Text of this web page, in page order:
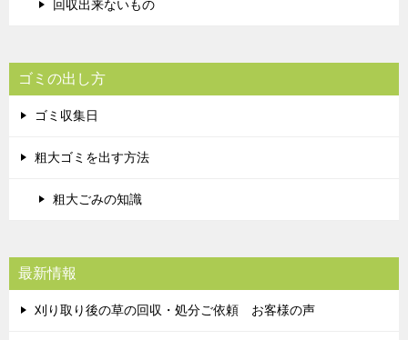
回収出来ないもの
ゴミの出し方
ゴミ収集日
粗大ゴミを出す方法
粗大ごみの知識
最新情報
刈り取り後の草の回収・処分ご依頼 お客様の声